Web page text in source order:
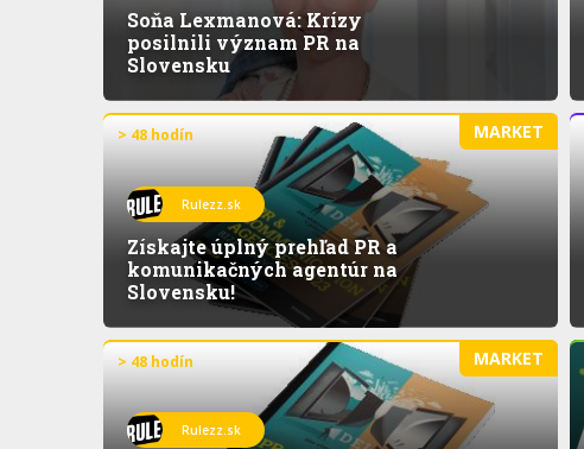
Soňa Lexmanová: Krízy
posilnili význam PR na
Slovensku
MARKET
> 48 hodín
Rulezz.sk
Získajte úplný prehľad PR a
komunikačných agentúr na
Slovensku!
MARKET
> 48 hodín
Rulezz.sk